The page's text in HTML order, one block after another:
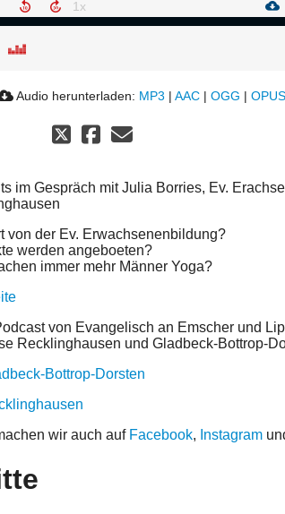
Audio herunterladen: MP3 |AAC |OGG |OPUS
im Gespräch mit Julia Borries, Ev.
von der Ev. Erwachsenenbildung?
werden angeboeten?
immer mehr Männer Yoga?
von Evangelisch an Emscher und
Recklinghausen und Gladbeck-Bottrop-
Bottrop-Dorsten
wir auch auf Facebook, Instagram